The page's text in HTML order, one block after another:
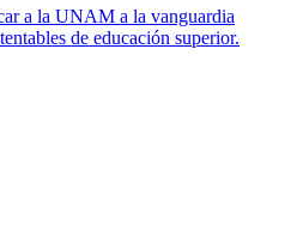
a la UNAM a la vanguardia
de educación superior.